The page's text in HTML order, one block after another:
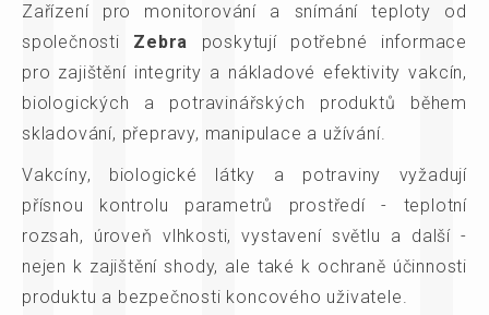
Zařízení pro monitorování a snímání teploty od
společnosti Zebra poskytují potřebné informace
pro zajištění integrity a nákladové efektivity vakcín,
biologických a potravinářských produktů během
skladování, přepravy, manipulace a užívání.
Vakcíny, biologické látky a potraviny vyžadují
přísnou kontrolu parametrů prostředí - teplotní
rozsah, úroveň vlhkosti, vystavení světlu a další -
nejen k zajištění shody, ale také k ochraně účinnosti
produktu a bezpečnosti koncového uživatele.